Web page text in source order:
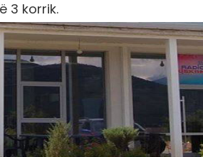
3 korrik.